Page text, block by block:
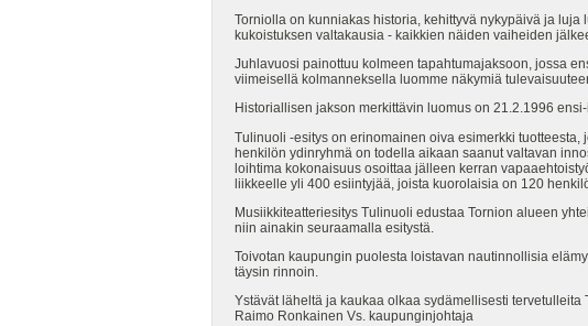
Torniolla on kunniakas historia, kehittyvä nykypäivä ja
kukoistuksen valtakausia - kaikkien näiden vaiheiden
Juhlavuosi painottuu kolmeen tapahtumajaksoon, jossa
viimeisellä kolmanneksella luomme näkymiä
Historiallisen jakson merkittävin luomus on 21.2.1996
Tulinuoli -esitys on erinomainen oiva esimerkki
henkilön ydinryhmä on todella aikaan saanut valtavan
loihtima kokonaisuus osoittaa jälleen kerran
liikkeelle yli 400 esiintyjää, joista kuorolaisia on 120
Musiikkiteatteriesitys Tulinuoli edustaa Tornion alueen
niin ainakin seuraamalla esitystä.
Toivotan kaupungin puolesta loistavan nautinnollisia
täysin rinnoin.
Ystävät läheltä ja kaukaa olkaa sydämellisesti
Raimo Ronkainen Vs. kaupunginjohtaja